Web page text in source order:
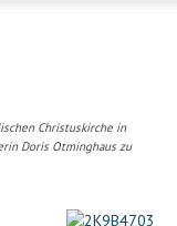
Christuskirche in
Doris Otminghaus zu